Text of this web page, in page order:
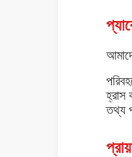
হ্রাস
তথ্য